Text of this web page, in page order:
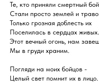
Те, кто приняли смертный
Стали просто землей и
Только грозная доблесть их
Поселилась в сердцах живых.
Этот вечный огонь, нам
Мы в груди храним.
Погляди на моих бойцов -
Целый свет помнит их в лицо.